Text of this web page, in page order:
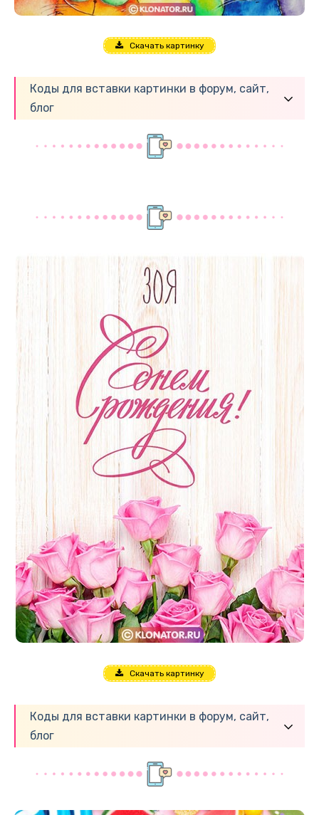
Скачать картинку
Коды для вставки картинки в форум, сайт,
блог
Скачать картинку
Коды для вставки картинки в форум, сайт,
блог